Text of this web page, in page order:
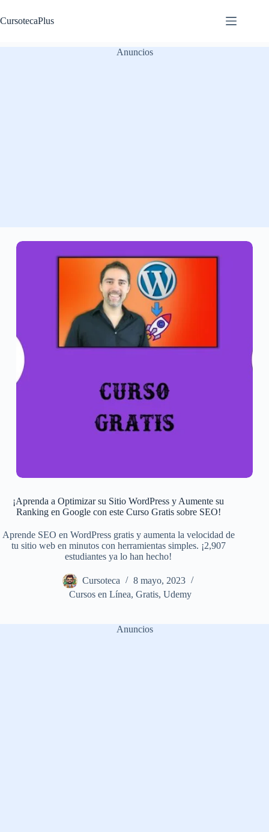
al
contenido
CursotecaPlus
Anuncios
¡Aprenda a Optimizar su Sitio WordPress y Aumente su
Ranking en Google con este Curso Gratis sobre SEO!
Aprende SEO en WordPress gratis y aumenta la velocidad de
tu sitio web en minutos con herramientas simples. ¡2,907
estudiantes ya lo han hecho!
Cursoteca
8 mayo, 2023
Cursos en Línea,Gratis,Udemy
Anuncios